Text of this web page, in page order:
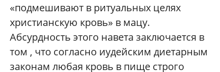
«подмешивают в ритуальных целях
христианскую кровь» в мацу.
Абсурдность этого навета заключается в
том , что согласно иудейским диетарным
законам любая кровь в пище строго